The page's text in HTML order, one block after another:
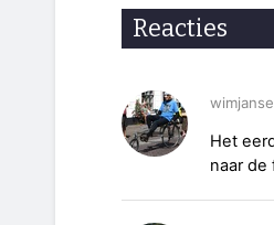
Reacties
Het
naar